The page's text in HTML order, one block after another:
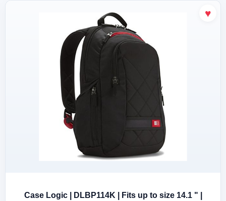
Case Logic | DLBP114K | Fits up to size 14.1 " |